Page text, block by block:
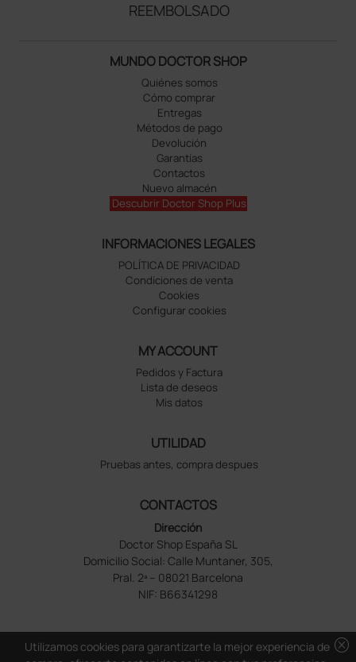
REEMBOLSADO
MUNDO DOCTOR SHOP
Quiénes somos
Cómo comprar
Entregas
Métodos de pago
Devolución
Garantías
Contactos
Nuevo almacén
Descubrir Doctor Shop Plus
INFORMACIONES LEGALES
POLÍTICA DE PRIVACIDAD
Condiciones de venta
Cookies
Configurar cookies
MY ACCOUNT
Pedidos y Factura
Lista de deseos
Mis datos
UTILIDAD
Pruebas antes, compra despues
CONTACTOS
Dirección
Doctor Shop España SL
Domicilio Social: Calle Muntaner, 305,
Pral. 2ª – 08021 Barcelona
NIF: B66341298
cancel
Utilizamos cookies para garantizarte la mejor experiencia de